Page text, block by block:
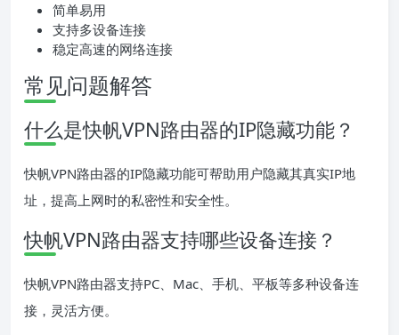
简单易用
支持多设备连接
稳定高速的网络连接
常见问题解答
什么是快帆VPN路由器的IP隐藏功能？
快帆VPN路由器的IP隐藏功能可帮助用户隐藏其真实IP地
址，提高上网时的私密性和安全性。
快帆VPN路由器支持哪些设备连接？
快帆VPN路由器支持PC、Mac、手机、平板等多种设备连
接，灵活方便。